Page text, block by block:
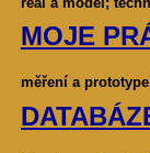
MOJE
měření a